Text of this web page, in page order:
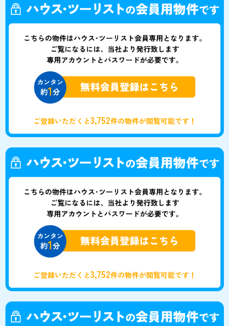
ご登録いただくと3,752件の物件が閲覧可能です！
ご登録いただくと3,752件の物件が閲覧可能です！